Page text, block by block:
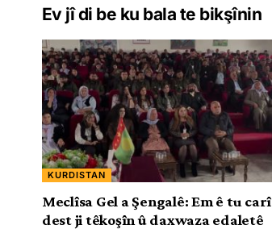
Ev jî di be ku bala te bikşînin
KURDISTAN
Meclîsa Gel a Şengalê: Em ê tu carî
dest ji têkoşîn û daxwaza edaletê